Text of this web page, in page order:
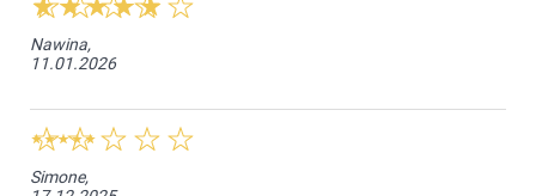
Nawina,
11.01.2026
Simone,